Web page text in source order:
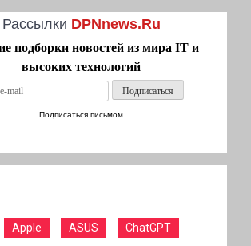
Рассылки DPNnews.Ru
подборки новостей из мира IT и
высоких технологий
Подписаться письмом
Apple ASUS ChatGPT